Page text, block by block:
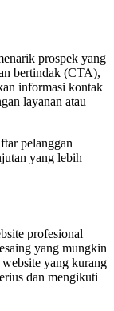
prospek yang
bertindak (CTA),
informasi kontak
layanan atau
pelanggan
yang lebih
profesional
yang mungkin
yang kurang
dan mengikuti